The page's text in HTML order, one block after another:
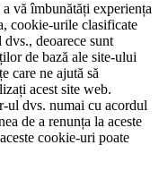
vă îmbunătăți experiența
cookie-urile clasificate
deoarece sunt
de bază ale site-ului
care ne ajută să
acest site web.
ul dvs. numai cu acordul
de a renunța la aceste
cookie-uri poate